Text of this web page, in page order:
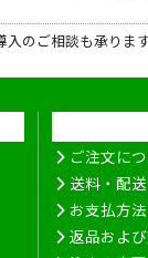
のご相談も承りま
ご注文に
送料・配送
お支払方法
返品およ